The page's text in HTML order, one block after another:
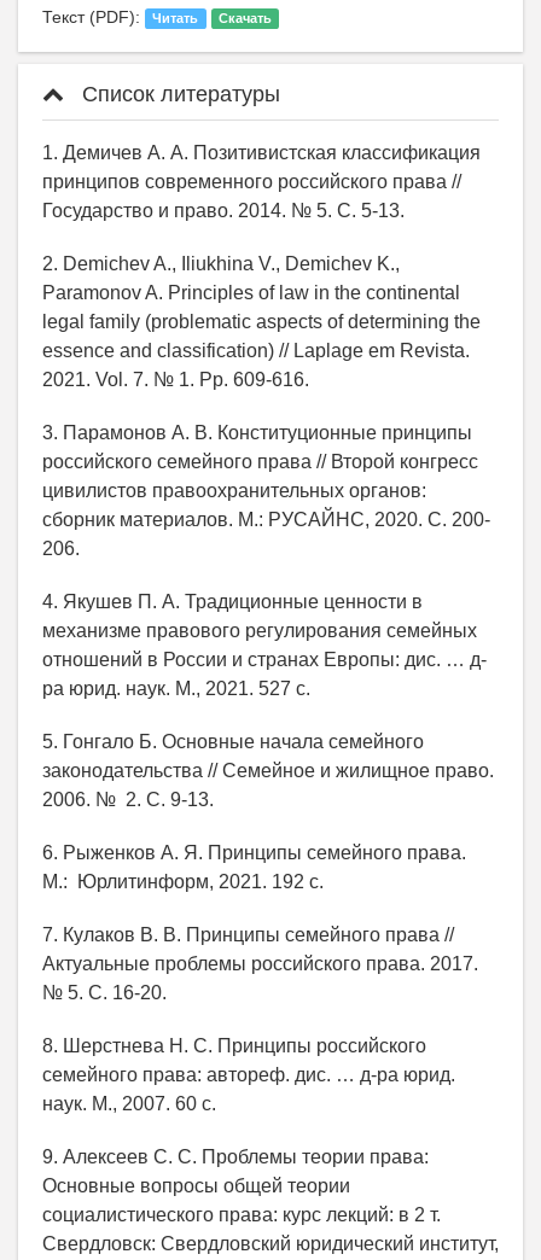
Текст (PDF): Читать Скачать
Список литературы
1. Демичев А. А. Позитивистская классификация
принципов современного российского права //
Государство и право. 2014. № 5. С. 5-13.
2. Demichev A., Iliukhina V., Demichev K.,
Paramonov A. Principles of law in the continental
legal family (problematic aspects of determining the
essence and classification) // Laplage em Revista.
2021. Vol. 7. № 1. Рp. 609-616.
3. Парамонов А. В. Конституционные принципы
российского семейного права // Второй конгресс
цивилистов правоохранительных органов:
сборник материалов. М.: РУСАЙНС, 2020. С. 200-
206.
4. Якушев П. А. Традиционные ценности в
механизме правового регулирования семейных
отношений в России и странах Европы: дис. … д-
ра юрид. наук. М., 2021. 527 с.
5. Гонгало Б. Основные начала семейного
законодательства // Семейное и жилищное право.
2006. № 2. С. 9-13.
6. Рыженков А. Я. Принципы семейного права.
М.: Юрлитинформ, 2021. 192 с.
7. Кулаков В. В. Принципы семейного права //
Актуальные проблемы российского права. 2017.
№ 5. С. 16-20.
8. Шерстнева Н. С. Принципы российского
семейного права: автореф. дис. … д-ра юрид.
наук. М., 2007. 60 с.
9. Алексеев С. С. Проблемы теории права:
Основные вопросы общей теории
социалистического права: курс лекций: в 2 т.
Свердловск: Свердловский юридический институт,